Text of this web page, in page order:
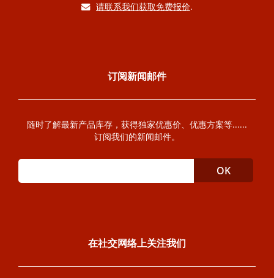
请联系我们获取免费报价.
订阅新闻邮件
随时了解最新产品库存，获得独家优惠价、优惠方案等......
订阅我们的新闻邮件。
在社交网络上关注我们